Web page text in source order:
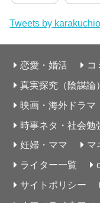
Tweets by
恋愛・婚活 コ
真実探究（陰謀論）
映画・海外ドラマ
時事ネタ・社会勉
妊婦・ママ
マ
ライター一覧
サイトポリシー